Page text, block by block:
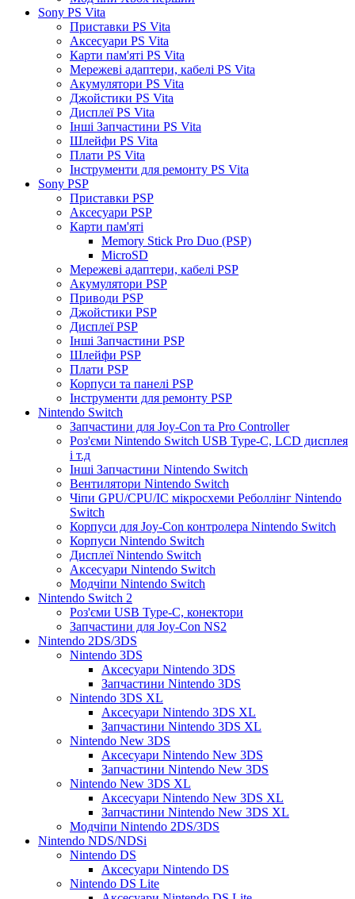
Sony PS Vita
Приставки PS Vita
Аксесуари PS Vita
Карти пам'яті PS Vita
Мережеві адаптери, кабелі PS Vita
Акумулятори PS Vita
Джойстики PS Vita
Дисплеї PS Vita
Інші Запчастини PS Vita
Шлейфи PS Vita
Плати PS Vita
Інструменти для ремонту PS Vita
Sony PSP
Приставки PSP
Аксесуари PSP
Карти пам'яті
Memory Stick Pro Duo (PSP)
MicroSD
Мережеві адаптери, кабелі PSP
Акумулятори PSP
Приводи PSP
Джойстики PSP
Дисплеї PSP
Інші Запчастини PSP
Шлейфи PSP
Плати PSP
Корпуси та панелі PSP
Інструменти для ремонту PSP
Nintendo Switch
Запчастини для Joy-Con та Pro Controller
Роз'єми Nintendo Switch USB Type-C, LCD дисплея
і т.д
Інші Запчастини Nintendo Switch
Вентилятори Nintendo Switch
Чіпи GPU/CPU/IC мікросхеми Реболлінг Nintendo
Switch
Корпуси для Joy-Con контролера Nintendo Switch
Корпуси Nintendo Switch
Дисплеї Nintendo Switch
Аксесуари Nintendo Switch
Модчіпи Nintendo Switch
Nintendo Switch 2
Роз'єми USB Type-C, конектори
Запчастини для Joy-Con NS2
Nintendo 2DS/3DS
Nintendo 3DS
Аксесуари Nintendo 3DS
Запчастини Nintendo 3DS
Nintendo 3DS XL
Аксесуари Nintendo 3DS XL
Запчастини Nintendo 3DS XL
Nintendo New 3DS
Аксесуари Nintendo New 3DS
Запчастини Nintendo New 3DS
Nintendo New 3DS XL
Аксесуари Nintendo New 3DS XL
Запчастини Nintendo New 3DS XL
Модчіпи Nintendo 2DS/3DS
Nintendo NDS/NDSi
Nintendo DS
Аксесуари Nintendo DS
Nintendo DS Lite